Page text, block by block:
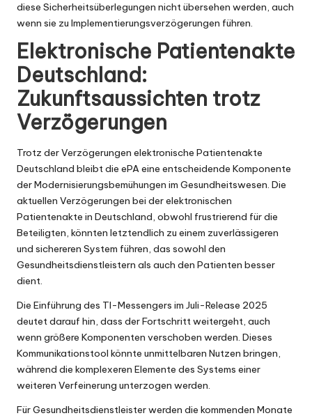
diese Sicherheitsüberlegungen nicht übersehen werden, auch
wenn sie zu Implementierungsverzögerungen führen.
Elektronische Patientenakte
Deutschland:
Zukunftsaussichten trotz
Verzögerungen
Trotz der Verzögerungen elektronische Patientenakte
Deutschland bleibt die ePA eine entscheidende Komponente
der Modernisierungsbemühungen im Gesundheitswesen. Die
aktuellen Verzögerungen bei der elektronischen
Patientenakte in Deutschland, obwohl frustrierend für die
Beteiligten, könnten letztendlich zu einem zuverlässigeren
und sichereren System führen, das sowohl den
Gesundheitsdienstleistern als auch den Patienten besser
dient.
Die Einführung des TI-Messengers im Juli-Release 2025
deutet darauf hin, dass der Fortschritt weitergeht, auch
wenn größere Komponenten verschoben werden. Dieses
Kommunikationstool könnte unmittelbaren Nutzen bringen,
während die komplexeren Elemente des Systems einer
weiteren Verfeinerung unterzogen werden.
Für Gesundheitsdienstleister werden die kommenden Monate